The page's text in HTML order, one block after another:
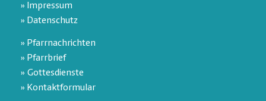
» Impressum
» Datenschutz
» Pfarrnachrichten
» Pfarrbrief
» Gottesdienste
» Kontaktformular